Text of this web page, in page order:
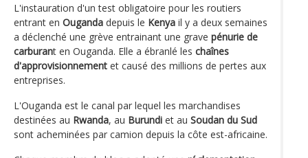
L'instauration d'un test obligatoire pour les routiers
entrant en Ouganda depuis le Kenya il y a deux semaines
a déclenché une grève entrainant une grave pénurie de
carburant en Ouganda. Elle a ébranlé les chaînes
d'approvisionnement et causé des millions de pertes aux
entreprises.
L'Ouganda est le canal par lequel les marchandises
destinées au Rwanda, au Burundi et au Soudan du Sud
sont acheminées par camion depuis la côte est-africaine.